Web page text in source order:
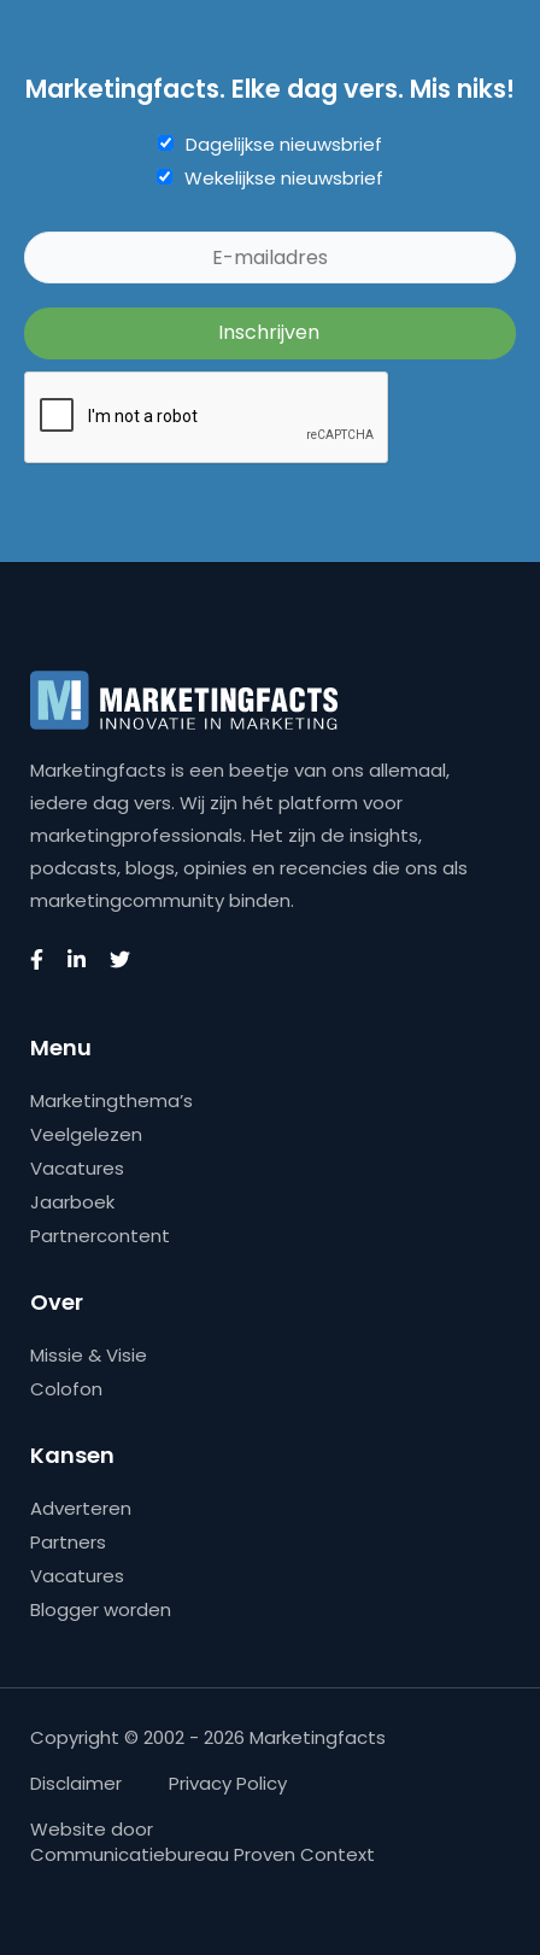
Marketingfacts. Elke dag vers. Mis niks!
Dagelijkse nieuwsbrief
Wekelijkse nieuwsbrief
Marketingfacts is een beetje van ons allemaal,
iedere dag vers. Wij zijn hét platform voor
marketingprofessionals. Het zijn de insights,
podcasts, blogs, opinies en recencies die ons als
marketingcommunity binden.
Menu
Marketingthema’s
Veelgelezen
Vacatures
Jaarboek
Partnercontent
Over
Missie & Visie
Colofon
Kansen
Adverteren
Partners
Vacatures
Blogger worden
Copyright © 2002 - 2026 Marketingfacts
Disclaimer
Privacy Policy
Website door
Communicatiebureau Proven Context